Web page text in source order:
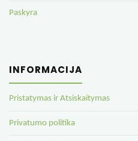
Paskyra
INFORMACIJA
Pristatymas ir Atsiskaitymas
Privatumo politika